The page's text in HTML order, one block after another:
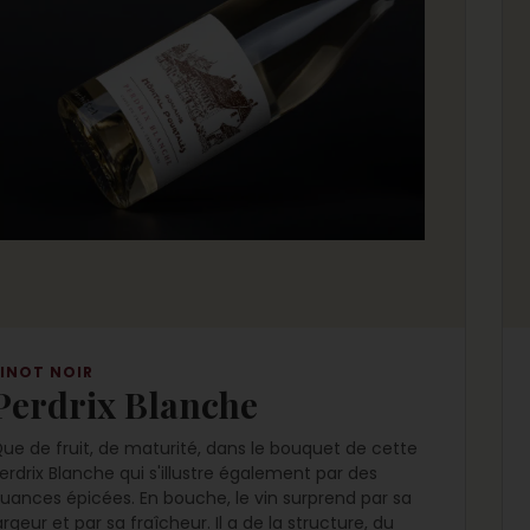
NOIR
Blanche
de fruit, de maturité, dans le bouquet de cette
Blanche qui s'illustre également par des
épicées. En bouche, le vin surprend par sa
et par sa fraîcheur. Il a de la structure, du